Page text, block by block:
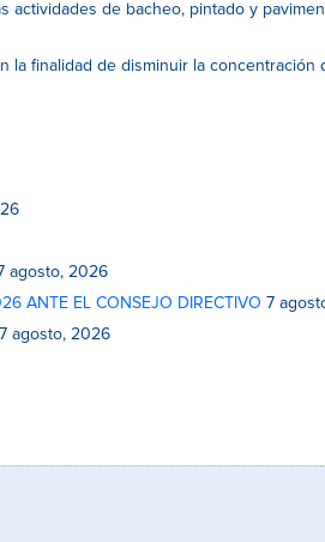
de bacheo, pintado y
la finalidad de disminuir la concentración
agosto, 2026
ANTE EL CONSEJO DIRECTIVO 7
7 agosto, 2026